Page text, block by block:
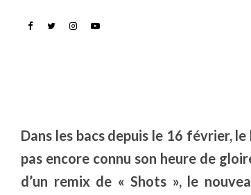
Shots » pour
Dans les bacs depuis le 16 février,
pas encore connu son heure de
d’un remix de « Shots », le